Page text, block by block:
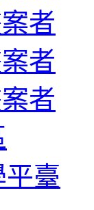
者
者
者
臺